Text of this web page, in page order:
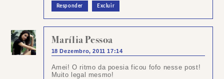
Responder Excluir
Marília Pessoa
18 Dezembro, 2011 17:14
Amei! O ritmo da poesia ficou fofo nesse post!
Muito legal mesmo!